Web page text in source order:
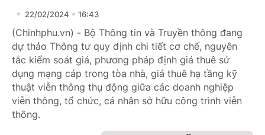
22/02/2024 16:43
(Chinhphu.vn) - Bộ Thông tin và Truyền thông đang
dự thảo Thông tư quy định chi tiết cơ chế, nguyên
tắc kiểm soát giá, phương pháp định giá thuê sử
dụng mạng cáp trong tòa nhà, giá thuê hạ tầng kỹ
thuật viễn thông thụ động giữa các doanh nghiệp
viễn thông, tổ chức, cá nhân sở hữu công trình viễn
thông.